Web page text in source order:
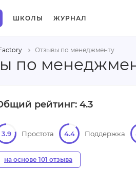
ШКОЛЫ ЖУРНАЛ
Отзывы по менеджменту
по
рейтинг: 4.3
3.9 Простота 4.4 Поддержка
на основе 101 отзыва